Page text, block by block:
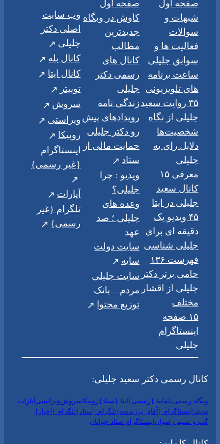
صفحه اول
شبهات و
سوالات
فعالیت ها و
سوابق جلیلی
ساعت برنامه
های تلویزیونی
۳۵ روایت سعید
جلیلی از نگاه
شخصیت‌ها
دلایل رای به
جلیلی
معرفی ۱۵
کانال سعید
جلیلی در ایتا
۴۵ ویدیو یک
دقیقه ای برای
جلیلی شناسی
فهرست ۱۳۶
حامی برتر دکتر
جلیلی از اقشار
مختلف
۱۵ صفحه
اینستاگرام
جلیلی
صفحه اول
کاوش در وبگاه
جدیدترین
مطالب
کانال های
رسمی دکتر
جلیلی
زندگی نامه
رویدادهای پیش
رو دکتر جلیلی
حمایت مالی از
ستاد
ویدیو : چرا
جلیلی؟
وعده های
جلیلی ؛ صد
عهد
سایت دولت
سایه
سایت جلیلی
مردم – بانک
توزیع محتوا
وب سایت
اصلی دکتر
جلیلی
کانال بله
کانال ایتا
توییتر
سروش
ویراستی
روبیکا
اینستاگرام
{غیر رسمی}
آپارات
تلگرام {غیر
رسمی}
کانال رسمی دکتر سعید جلیلی:
وبگاه رسمیبلهایتا {رسمی}ایتا {ستاد}روبیکاسروشویراستیآپارات
توییتر اینستاگرام {آقای پرزیدنت}تلگرام {ستاد}تلگرام {اخبار}
گپ و نسیم رضواناینستاگرام ستاد جوانان